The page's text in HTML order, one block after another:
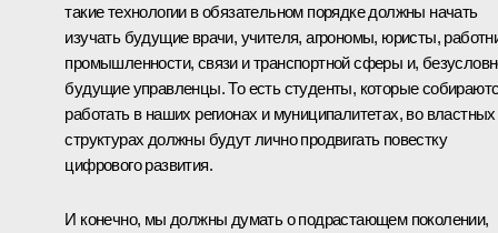
такие технологии в обязательном порядке должны начать
изучать будущие врачи, учителя, агрономы, юристы,
промышленности, связи и транспортной сферы и,
будущие управленцы. То есть студенты, которые
работать в наших регионах и муниципалитетах, во властных
структурах должны будут лично продвигать повестку
цифрового развития.
И конечно, мы должны думать о подрастающем поколении,